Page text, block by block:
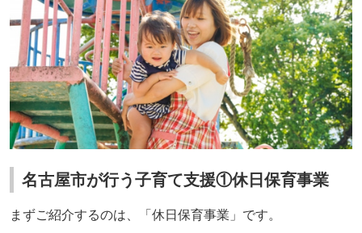
名古屋市が行う子育て支援①休日保育事業
まずご紹介するのは、「休日保育事業」です。